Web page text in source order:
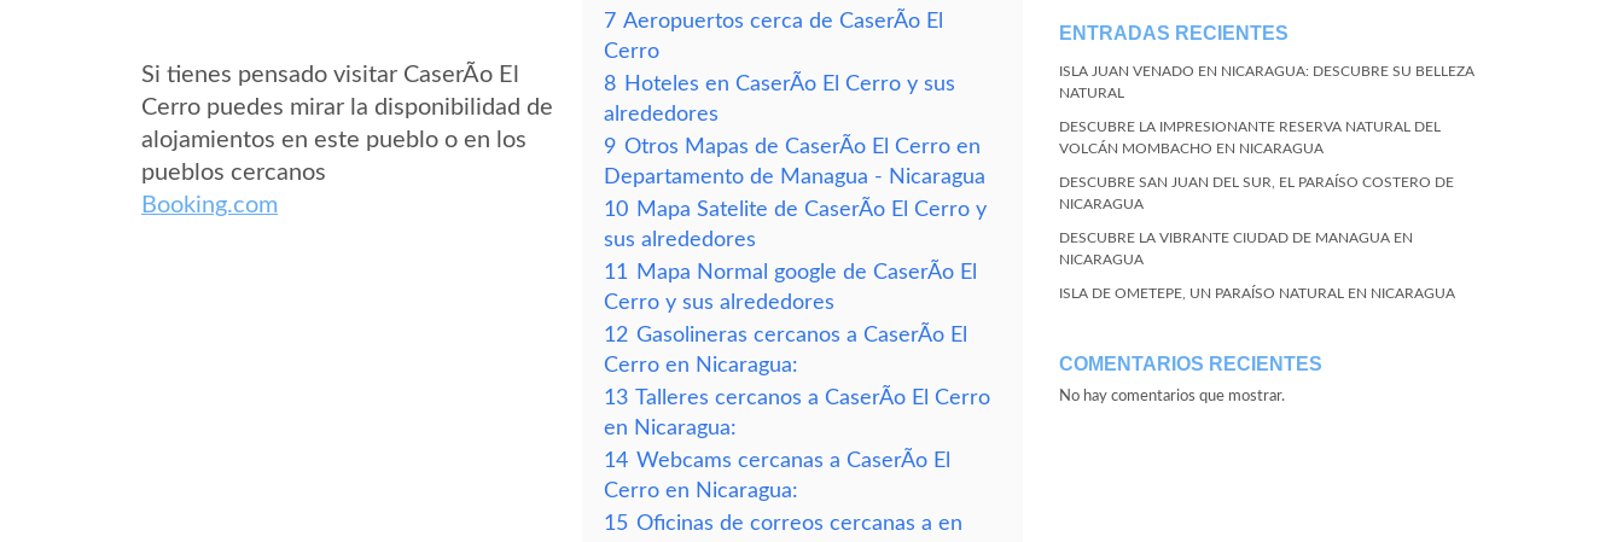
Si tienes pensado visitar CaserÃ­o El
Cerro puedes mirar la disponibilidad de
alojamientos en este pueblo o en los
pueblos cercanos
Booking.com
7 Aeropuertos cerca de CaserÃ­o El
Cerro
8 Hoteles en CaserÃ­o El Cerro y sus
alrededores
9 Otros Mapas de CaserÃ­o El Cerro en
Departamento de Managua - Nicaragua
10 Mapa Satelite de CaserÃ­o El Cerro y
sus alrededores
11
Mapa Normal google de CaserÃ­o El
Cerro y sus alrededores
12 Gasolineras cercanos a CaserÃ­o El
Cerro en Nicaragua:
13 Talleres cercanos a CaserÃ­o El Cerro
en Nicaragua:
14 Webcams cercanas a CaserÃ­o El
Cerro en Nicaragua:
15 Oficinas de correos cercanas a en
ENTRADAS RECIENTES
ISLA JUAN VENADO EN NICARAGUA: DESCUBRE SU BELLEZA
NATURAL
DESCUBRE LA IMPRESIONANTE RESERVA NATURAL DEL
VOLCÁN MOMBACHO EN NICARAGUA
DESCUBRE SAN JUAN DEL SUR, EL PARAÍSO COSTERO DE
NICARAGUA
DESCUBRE LA VIBRANTE CIUDAD DE MANAGUA EN
NICARAGUA
ISLA DE OMETEPE, UN PARAÍSO NATURAL EN NICARAGUA
COMENTARIOS RECIENTES
No hay comentarios que mostrar.